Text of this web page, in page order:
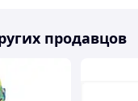
продавцов